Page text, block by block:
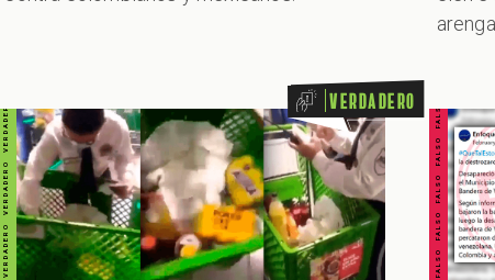
Verdadero FALSO FALSO FALSO FALSO FALSO FALSO FALSO